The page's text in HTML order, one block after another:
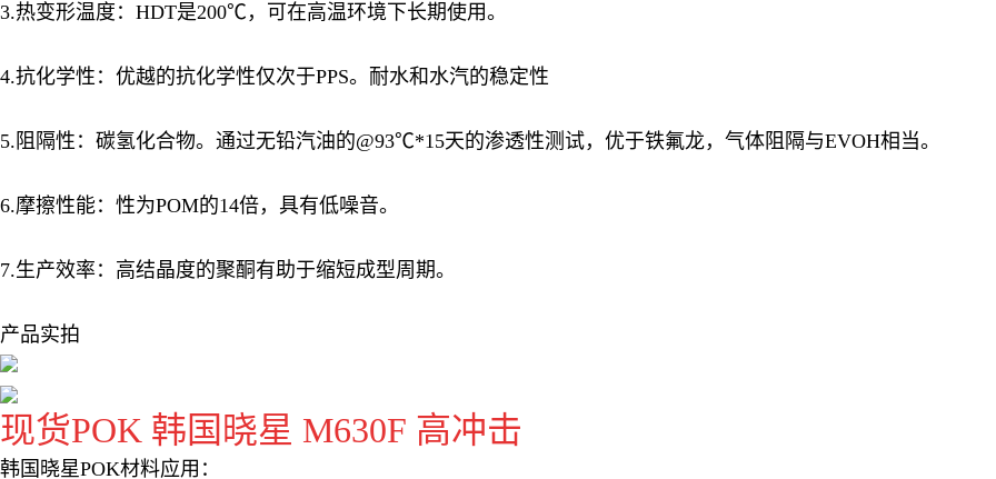
3.热变形温度：HDT是200℃，可在高温环境下长期使用。
4.抗化学性：优越的抗化学性仅次于PPS。耐水和水汽的稳定性
5.阻隔性：碳氢化合物。通过无铅汽油的@93℃*15天的渗透性测试，优于铁氟龙，气体阻隔与EVOH相当。
6.摩擦性能：性为POM的14倍，具有低噪音。
7.生产效率：高结晶度的聚酮有助于缩短成型周期。
产品实拍
现货POK 韩国晓星 M630F 高冲击
韩国晓星POK材料应用：